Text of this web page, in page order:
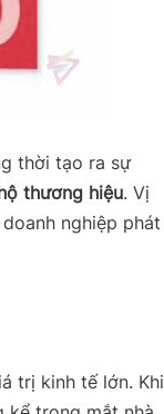
thời tạo ra sự
thương hiệu. Vị
nghiệp phát
trị kinh tế lớn. Khi